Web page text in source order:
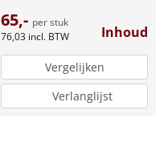
65,- per stuk
76,03 incl. BTW Inhoud
Vergelijken
Verlanglijst